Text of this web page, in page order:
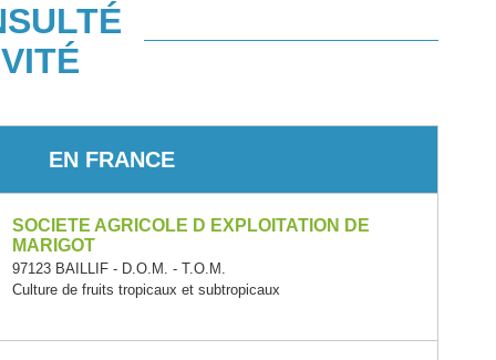
EN FRANCE
SOCIETE AGRICOLE D EXPLOITATION DE
MARIGOT
97123 BAILLIF - D.O.M. - T.O.M.
Culture de fruits tropicaux et subtropicaux